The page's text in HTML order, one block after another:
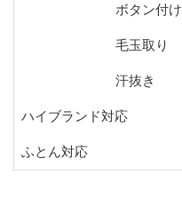
ボタン付け
毛玉取り
汗抜き
ハイブランド対応
ふとん対応